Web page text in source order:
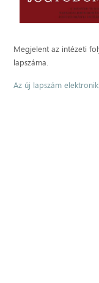
Megjelent az intézeti
lapszáma.
Az új lapszám